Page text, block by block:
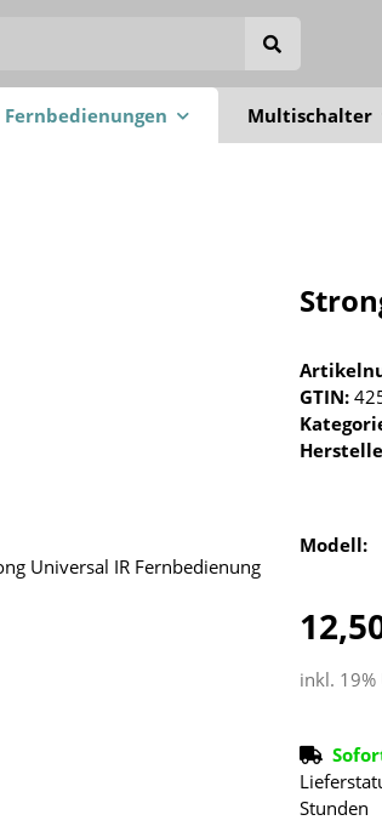
Fernbedienungen Multischalter
GTIN:
Modell:
inkl. 19%
Stunden